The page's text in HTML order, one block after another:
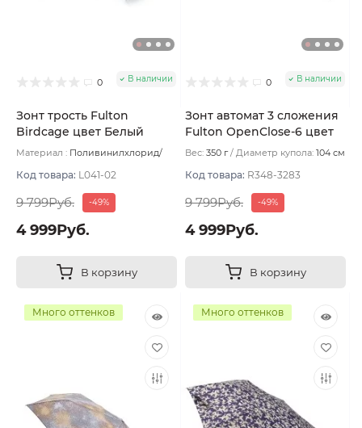
0 В наличии
Зонт трость Fulton
Birdcage цвет Белый
Материал : Поливинилхлорид/
530 г
Код товара: L041-02
9 799Руб. -49%
4 999Руб.
В корзину
0 В наличии
Зонт автомат 3 сложения
Fulton OpenClose-6 цвет
Коричневый
Вес: 350 г Диаметр купола: 104 см
Код товара: R348-3283
9 799Руб. -49%
4 999Руб.
В корзину
Много оттенков Много оттенков